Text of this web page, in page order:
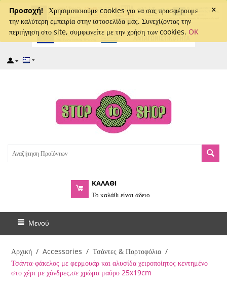
×
Προσοχή! Χρησιμοποιούμε cookies για να σας προσφέρουμε
την καλύτερη εμπειρία στην ιστοσελίδα μας. Συνεχίζοντας την
περιήγηση στο site, συμφωνείτε με την χρήση των cookies. OK
captcha
ΚΑΛΑΘΙ
Το καλάθι είναι άδειο
Μενού
Αρχική / Accessories / Τσάντες & Πορτοφόλια /
Τσάντα-φάκελος με φερμουάρ και αλυσίδα χειροποίητος κεντημένο
στο χέρι με χάνδρες,σε χρώμα μαύρο 25x19cm